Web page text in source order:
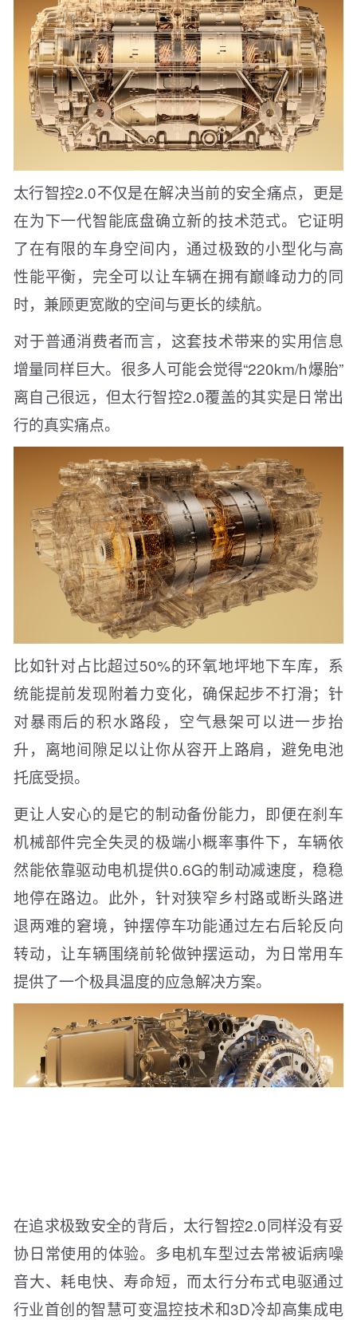
太行智控2.0不仅是在解决当前的安全痛点，更是
在为下一代智能底盘确立新的技术范式。它证明
了在有限的车身空间内，通过极致的小型化与高
性能平衡，完全可以让车辆在拥有巅峰动力的同
时，兼顾更宽敞的空间与更长的续航。
对于普通消费者而言，这套技术带来的实用信息
增量同样巨大。很多人可能会觉得“220km/h爆胎”
离自己很远，但太行智控2.0覆盖的其实是日常出
行的真实痛点。
比如针对占比超过50%的环氧地坪地下车库，系
统能提前发现附着力变化，确保起步不打滑；针
对暴雨后的积水路段，空气悬架可以进一步抬
升，离地间隙足以让你从容开上路肩，避免电池
托底受损。
更让人安心的是它的制动备份能力，即便在刹车
机械部件完全失灵的极端小概率事件下，车辆依
然能依靠驱动电机提供0.6G的制动减速度，稳稳
地停在路边。此外，针对狭窄乡村路或断头路进
退两难的窘境，钟摆停车功能通过左右后轮反向
转动，让车辆围绕前轮做钟摆运动，为日常用车
提供了一个极具温度的应急解决方案。
在追求极致安全的背后，太行智控2.0同样没有妥
协日常使用的体验。多电机车型过去常被诟病噪
音大、耗电快、寿命短，而太行分布式电驱通过
行业首创的智慧可变温控技术和3D冷却高集成电